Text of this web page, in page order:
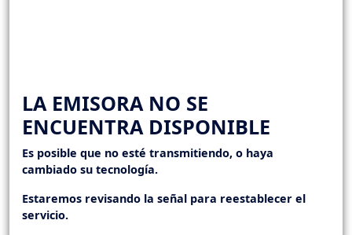
LA EMISORA NO SE
ENCUENTRA DISPONIBLE
Es posible que no esté transmitiendo, o haya
cambiado su tecnología.
Estaremos revisando la señal para reestablecer el
servicio.